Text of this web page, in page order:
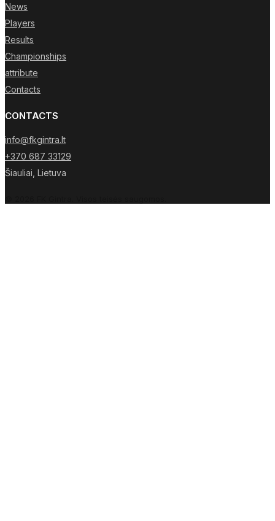
News
Players
Results
Championships
attribute
Contacts
CONTACTS
info@fkgintra.lt
+370 687 33129
Šiauliai, Lietuva